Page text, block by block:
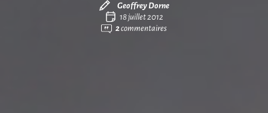
Geoffrey Dorne
18 juillet 2012
2commentaires